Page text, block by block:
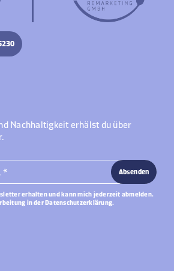
Nachhaltigkeit erhälst du über
Absenden
erhalten und kann mich jederzeit abmelden.
in der Datenschutzerklärung.